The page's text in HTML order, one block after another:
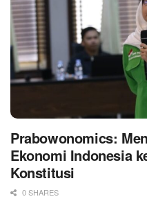
Prabowonomics:
Ekonomi Indonesia
Konstitusi
0 SHARES